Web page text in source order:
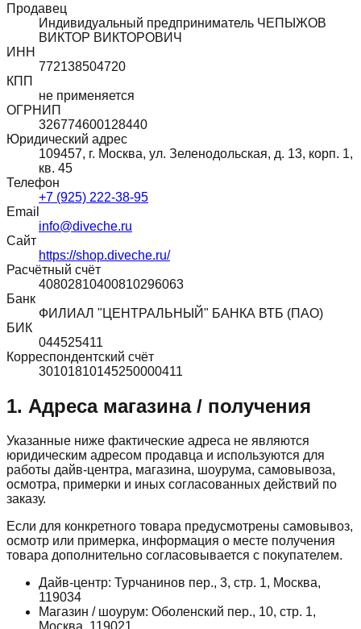
Продавец
Индивидуальный предприниматель ЧЕПЫЖОВ
ВИКТОР ВИКТОРОВИЧ
ИНН
772138504720
КПП
не применяется
ОГРНИП
326774600128440
Юридический адрес
109457, г. Москва, ул. Зеленодольская, д. 13, корп. 1,
кв. 45
Телефон
+7 (925) 222-38-95
Email
info@diveche.ru
Сайт
https://shop.diveche.ru/
Расчётный счёт
40802810400810296063
Банк
ФИЛИАЛ "ЦЕНТРАЛЬНЫЙ" БАНКА ВТБ (ПАО)
БИК
044525411
Корреспондентский счёт
30101810145250000411
1. Адреса магазина / получения
Указанные ниже фактические адреса не являются
юридическим адресом продавца и используются для
работы дайв-центра, магазина, шоурума, самовывоза,
осмотра, примерки и иных согласованных действий по
заказу.
Если для конкретного товара предусмотрены самовывоз,
осмотр или примерка, информация о месте получения
товара дополнительно согласовывается с покупателем.
Дайв-центр: Турчанинов пер., 3, стр. 1, Москва,
119034
Магазин / шоурум: Оболенский пер., 10, стр. 1,
Москва, 119021